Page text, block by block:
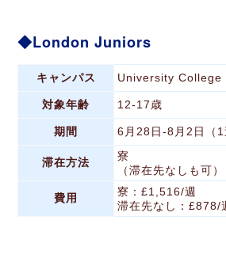
London Juniors
キャンパス University College
対象年齢 12-17歳
期間 6月28日-8月2日（1
滞在方法
寮
（滞在先なしも可）
費用
寮：£1,516/週
滞在先なし：£878/